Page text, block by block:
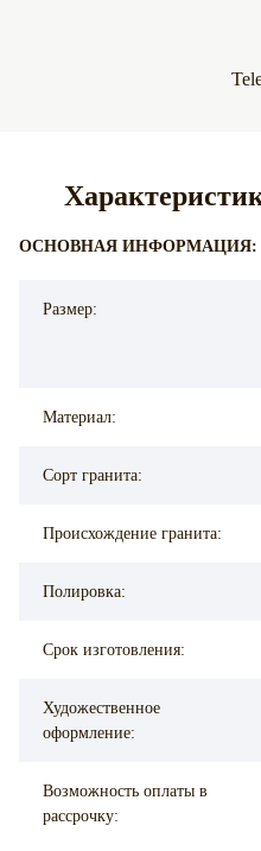
ОСНОВНАЯ ИНФОРМАЦИЯ:
Размер:
Материал:
Сорт гранита:
Происхождение гранита:
Полировка:
Срок изготовления:
Художественное
оформление:
Возможность оплаты в
рассрочку: